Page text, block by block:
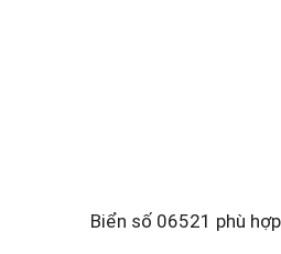
Biển số 06521 phù